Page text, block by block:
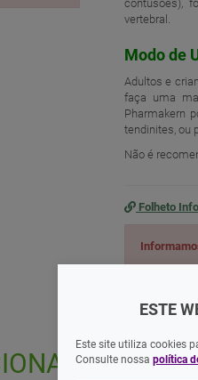
contusões),
vertebral.
Modo de
Adultos e
faça uma
Pharmakern
tendinites, ou
Não é
Folheto
ESTE
Este site utiliza cookies
Consulte nossa política